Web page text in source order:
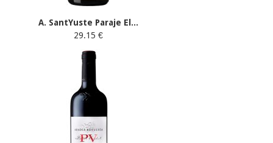
A. SantYuste Paraje El...
29.15 €